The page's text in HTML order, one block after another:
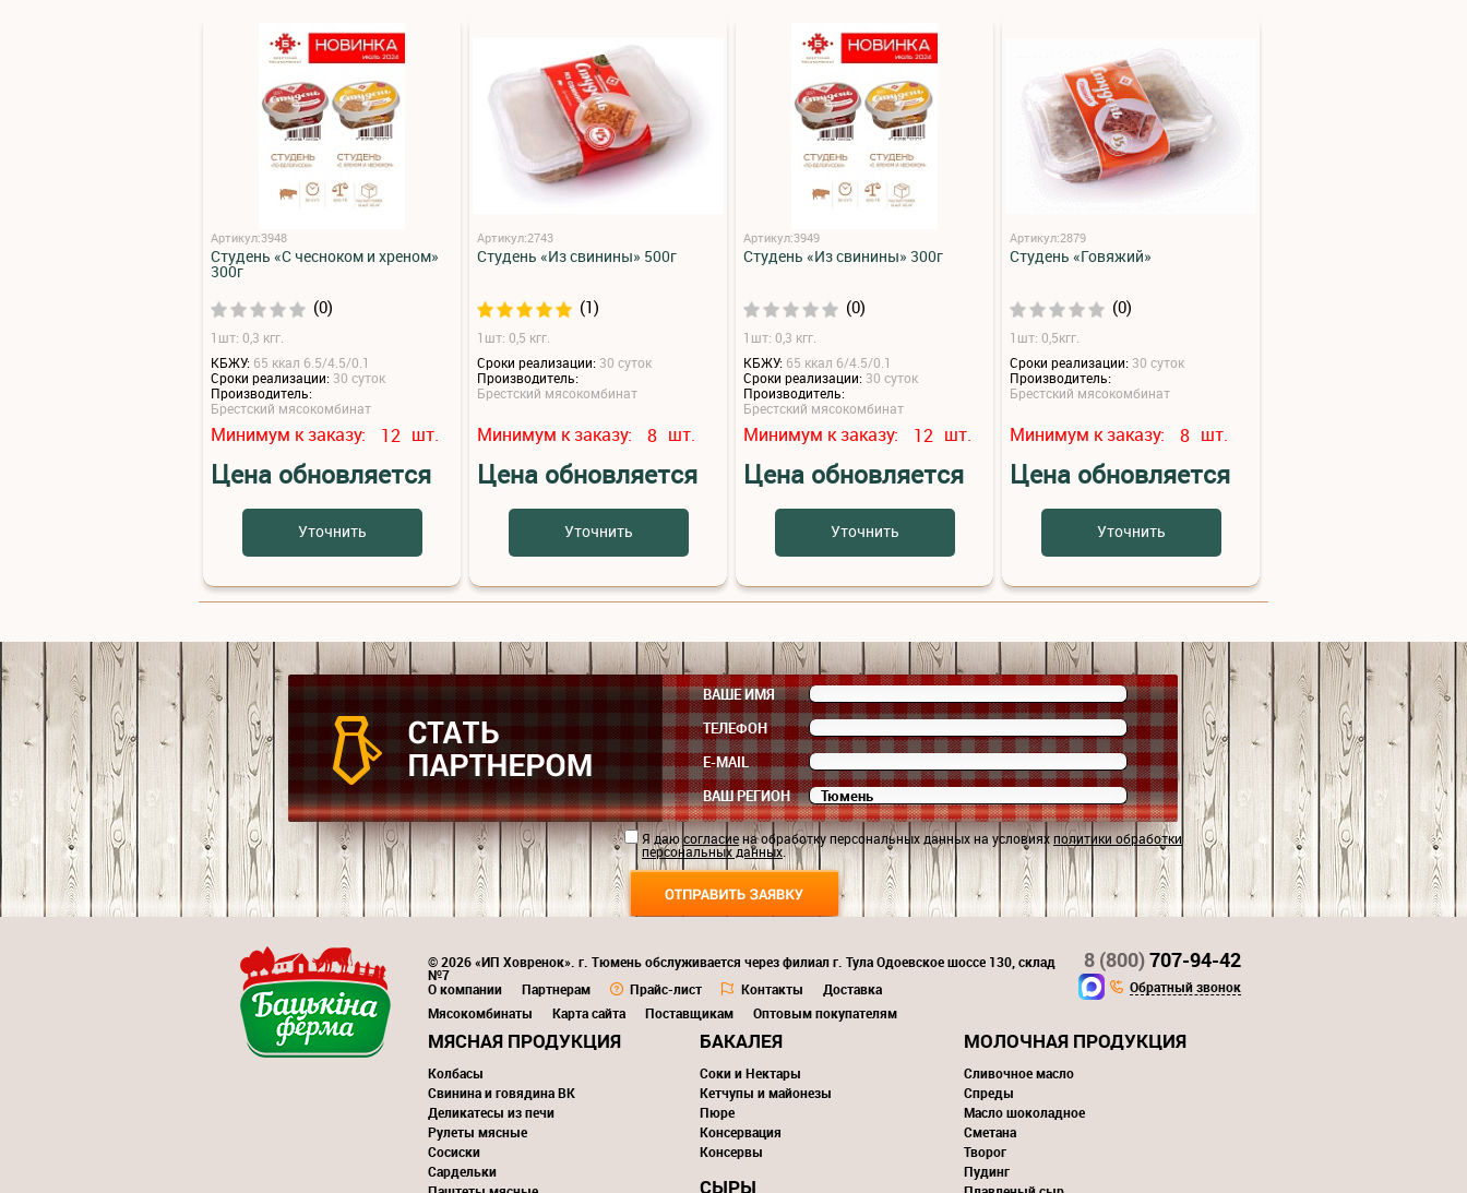
Артикул:3948
Студень «С чесноком и хреном»
300г
(0)
1шт: 0,3 кгг.
КБЖУ: 65 ккал 6.5/4.5/0.1
Сроки реализации: 30 суток
Производитель:
Брестский мясокомбинат
Минимум к заказу: 12 шт.
Цена обновляется
Уточнить
Артикул:2743
Студень «Из свинины» 500г
(1)
1шт: 0,5 кгг.
Сроки реализации: 30 суток
Производитель:
Брестский мясокомбинат
Минимум к заказу: 8 шт.
Цена обновляется
Уточнить
Артикул:3949
Студень «Из свинины» 300г
(0)
1шт: 0,3 кгг.
КБЖУ: 65 ккал 6/4.5/0.1
Сроки реализации: 30 суток
Производитель:
Брестский мясокомбинат
Минимум к заказу: 12 шт.
Цена обновляется
Уточнить
Артикул:2879
Студень «Говяжий»
(0)
1шт: 0,5кгг.
Сроки реализации: 30 суток
Производитель:
Брестский мясокомбинат
Минимум к заказу: 8 шт.
Цена обновляется
Уточнить
ВАШЕ ИМЯ
ТЕЛЕФОН
E-MAIL
ВАШ РЕГИОН
Я даюсогласиена обработку персональных данных на условияхполитики обработки
персональных данных.
© 2026 «ИП Ховренок». г. Тюмень обслуживается через филиал г. Тула Одоевское шоссе 130, склад
№7
О компании
Партнерам Прайс-лист Контакты
Доставка
Мясокомбинаты
Карта сайта Поставщикам Оптовым покупателям
8 (800)707-94-42
Обратный звонок
МЯСНАЯ ПРОДУКЦИЯ
Колбасы
Свинина и говядина ВК
Деликатесы из печи
Рулеты мясные
Сосиски
Сардельки
БАКАЛЕЯ
Соки и Нектары
Кетчупы и майонезы
Пюре
Консервация
Консервы
СЫРЫ
МОЛОЧНАЯ ПРОДУКЦИЯ
Сливочное масло
Спреды
Масло шоколадное
Сметана
Творог
Пудинг